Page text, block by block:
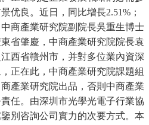
优良。近日，同比增長2.51%；
商產業研究院副院長吳重生博士
省肇慶，中商產業研究院院長袁
西省贛州市，并對多位業內資深
正在此，中商產業研究院課題組
產業研究院出品，否則中商產業
任。由深圳市光學光電子行業協
別咨詢公司實力的次要方式。本